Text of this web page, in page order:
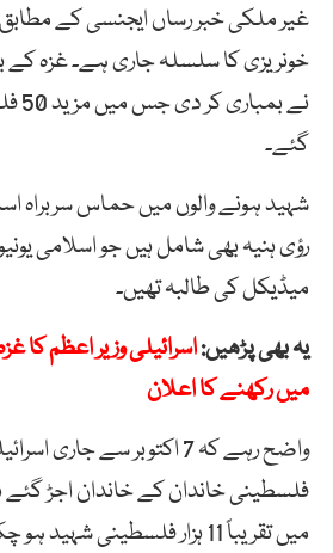
غیر ملکی خبر رساں ایجنسی کے مطابق
خونریزی کا سلسلہ جاری ہے۔ غزہ کے
نے
گئے۔
شہید ہونے والوں میں حماس سربراہ
رؤی ہنیہ بھی شامل ہیں جو اسلامی
میڈیکل کی طالبہ تھیں۔
یہ بھی پڑھیں:اسرائیلی وزیر اعظم کا
میں رکھنے کا اعلان
واضح رہے کہ 7 اکتوبر سے
فلسطینی خاندان کے خاندان اجڑ گئے
میں تقریباً 11 ہزار فلسطینی